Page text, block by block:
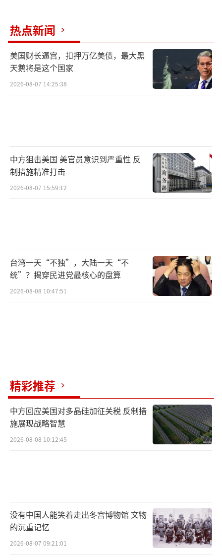
热点新闻
美国财长逼宫，扣押万亿美债，最大黑
天鹅将是这个国家
2026-08-07 14:25:38
中方狙击美国 美官员意识到严重性 反
制措施精准打击
2026-08-07 15:59:12
台湾一天“不独”，大陆一天“不
统”？揭穿民进党最核心的盘算
2026-08-08 10:47:51
精彩推荐
中方回应美国对多晶硅加征关税 反制措
施展现战略智慧
2026-08-08 10:12:45
没有中国人能笑着走出冬宫博物馆 文物
的沉重记忆
2026-08-07 09:21:01